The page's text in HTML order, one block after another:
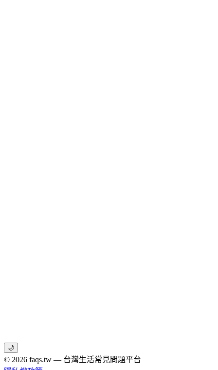
🌙
© 2026 faqs.tw — 台灣生活常見問題平台